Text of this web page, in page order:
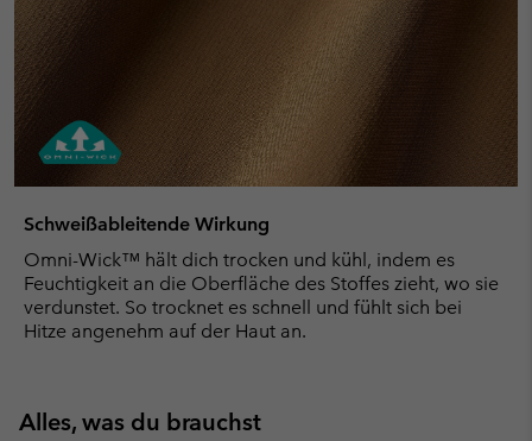
Schweißableitende Wirkung
Omni-Wick™ hält dich trocken und kühl, indem es
Feuchtigkeit an die Oberfläche des Stoffes zieht, wo sie
verdunstet. So trocknet es schnell und fühlt sich bei
Hitze angenehm auf der Haut an.
Alles, was du brauchst